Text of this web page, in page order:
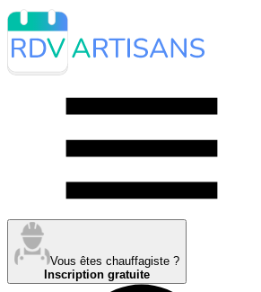
Vous êtes chauffagiste ?
Inscription gratuite